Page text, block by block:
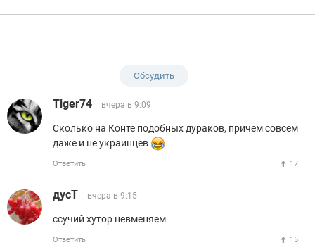
Обсудить
Tiger74 вчера в 9:09
Сколько на Конте подобных дураков, причем совсем
даже и не украинцев
Ответить 17
дусТ вчера в 9:15
ссучий хутор невменяем
Ответить 15